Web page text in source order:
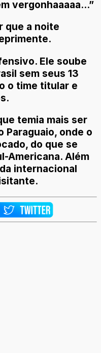
vergonhaaaaa...”
que a noite
Ele soube
sem seus 13
o time titular e
temia mais ser
Paraguaio, onde o
do que se
Americana. Além
internacional